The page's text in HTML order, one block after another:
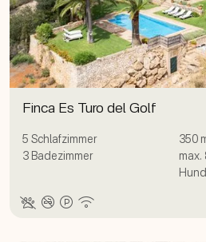
Finca Es Turo del Golf
5 Schlafzimmer
3 Badezimmer
350
max.